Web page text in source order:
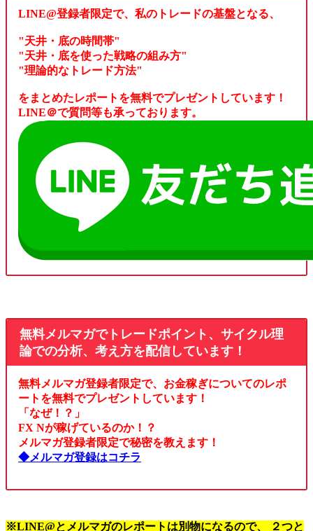
LINE@登録者限定で、私のトレードの基盤となる、
"天井・底の時間帯"
"天井・底を使った戦略の組み方"
"理論的なトレード方法"
をまとめたレポートを無料でプレゼントしています！
LINE＠で質問等も承っております。
無料メルマガでトレードポイント、サイクル理
論での分析、考え方を配信しています！
無料メルマガ登録者限定で、お金稼ぎについてのレポ
ートを無料でプレゼントしています！
「なぜ！？」
FX Nが稼げているのか！？
メルマガ登録者限定で秘密を教えます！
◆メルマガ登録はコチラ
※LINE@とメルマガのレポートは別物になるので、 ２つと